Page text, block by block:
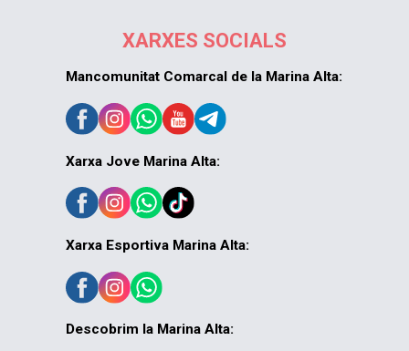
XARXES SOCIALS
Mancomunitat Comarcal de la Marina Alta:
Xarxa Jove Marina Alta:
Xarxa Esportiva Marina Alta:
Descobrim la Marina Alta: